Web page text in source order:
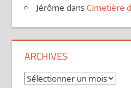
Jérôme dans Cimetière
ARCHIVES
Archives